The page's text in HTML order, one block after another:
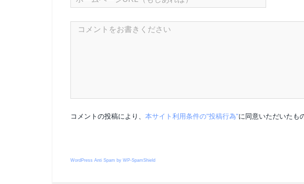
コメントの投稿により、 本サイト利用条件の"投稿行為"に同意いただいたも
WordPress Anti Spam by WP-SpamShield